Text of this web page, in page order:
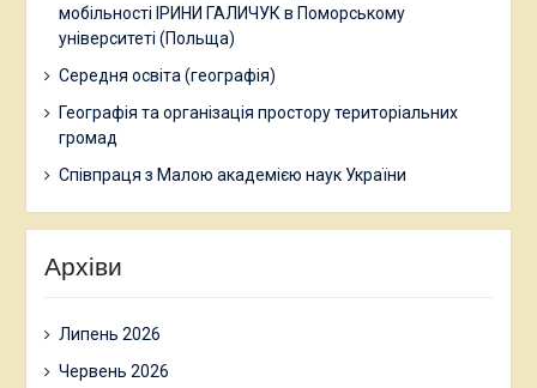
мобільності ІРИНИ ГАЛИЧУК в Поморському
університеті (Польща)
Середня освіта (географія)
Географія та організація простору територіальних
громад
Співпраця з Малою академією наук України
Архіви
Липень 2026
Червень 2026